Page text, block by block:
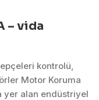
– vida
kontrolü,
Motor Koruma
yer alan endüstriyel